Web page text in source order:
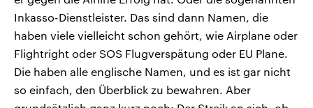
Inkasso-Dienstleister. Das sind dann Namen, die
haben viele vielleicht schon gehört, wie Airplane oder
Flightright oder SOS Flugverspätung oder EU Plane.
Die haben alle englische Namen, und es ist gar nicht
so einfach, den Überblick zu bewahren. Aber